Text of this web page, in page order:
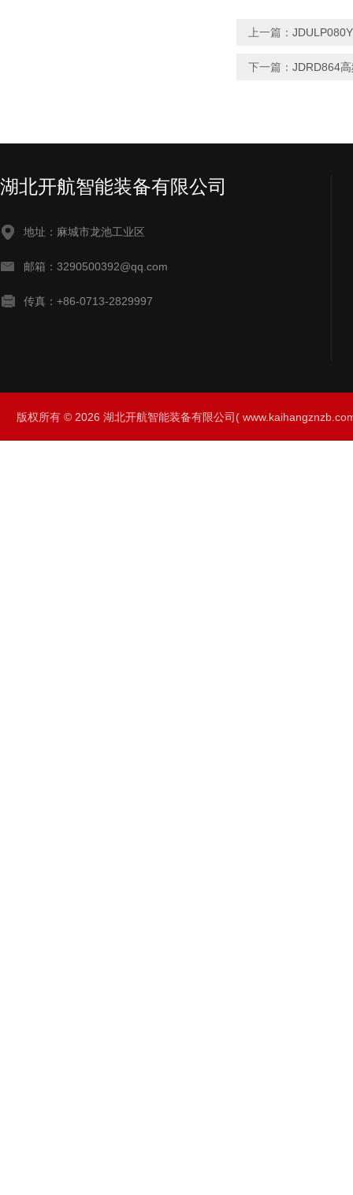
上一篇：
下一篇： JDRD864
湖北开航智能装备有限公司
地址：麻城市龙池工业区
邮箱：3290500392@qq.com
传真：+86-0713-2829997
版权所有 © 2026 湖北开航智能装备有限公司(